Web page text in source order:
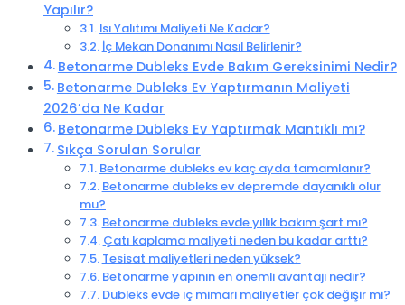
Yapılır?
Isı Yalıtımı Maliyeti Ne Kadar?
İç Mekan Donanımı Nasıl Belirlenir?
Betonarme Dubleks Evde Bakım Gereksinimi Nedir?
Betonarme Dubleks Ev Yaptırmanın Maliyeti
2026’da Ne Kadar
Betonarme Dubleks Ev Yaptırmak Mantıklı mı?
Sıkça Sorulan Sorular
Betonarme dubleks ev kaç ayda tamamlanır?
Betonarme dubleks ev depremde dayanıklı olur
mu?
Betonarme dubleks evde yıllık bakım şart mı?
Çatı kaplama maliyeti neden bu kadar arttı?
Tesisat maliyetleri neden yüksek?
Betonarme yapının en önemli avantajı nedir?
Dubleks evde iç mimari maliyetler çok değişir mi?